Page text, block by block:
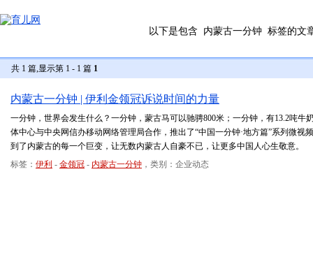
以下是包含 内蒙古一分钟 标签的文
共 1 篇,显示第 1 - 1 篇 1
内蒙古一分钟 | 伊利金领冠诉说时间的力量
一分钟，世界会发生什么？一分钟，蒙古马可以驰骋800米；一分钟，有13.2吨
体中心与中央网信办移动网络管理局合作，推出了“中国一分钟·地方篇”系列微视
到了内蒙古的每一个巨变，让无数内蒙古人自豪不已，让更多中国人心生敬意。
标签： 伊利 - 金领冠 - 内蒙古一分钟 ，类别：企业动态